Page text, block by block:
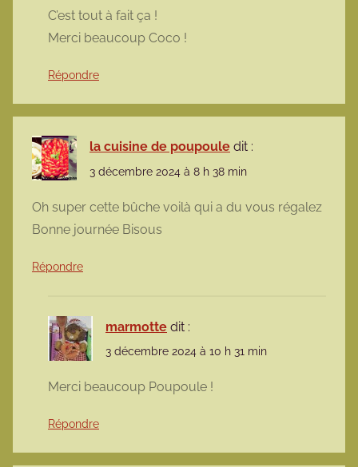
C’est tout à fait ça !
Merci beaucoup Coco !
Répondre
la cuisine de poupoule dit :
3 décembre 2024 à 8 h 38 min
Oh super cette bûche voilà qui a du vous régalez
Bonne journée Bisous
Répondre
marmotte dit :
3 décembre 2024 à 10 h 31 min
Merci beaucoup Poupoule !
Répondre